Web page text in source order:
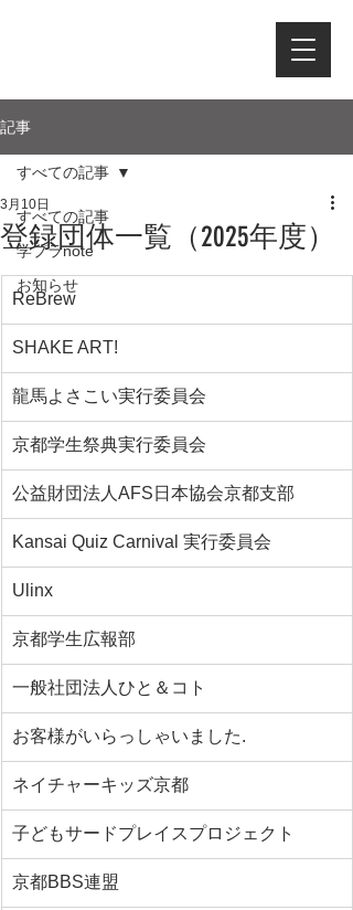
記事
すべての記事
学プラnote
お知らせ
すべての記事
登録団体一覧（2025年度）
3月10日
ReBrew
SHAKE ART!
龍馬よさこい実行委員会
京都学生祭典実行委員会
公益財団法人AFS日本協会京都支部
Kansai Quiz Carnival 実行委員会
Ulinx
京都学生広報部
一般社団法人ひと＆コト
お客様がいらっしゃいました.
ネイチャーキッズ京都
子どもサードプレイスプロジェクト
京都BBS連盟